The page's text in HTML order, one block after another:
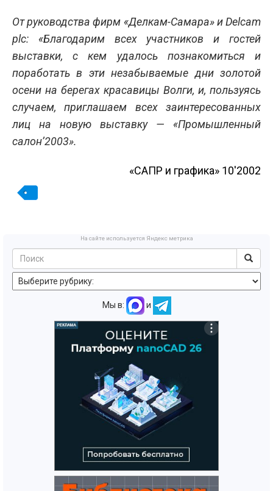
От руководства фирм «Делкам-Самара» и Delcam
plc: «Благодарим всех участников и гостей
выставки, с кем удалось познакомиться и
поработать в эти незабываемые дни золотой
осени на берегах красавицы Волги, и, пользуясь
случаем, приглашаем всех заинтересованных
лиц на новую выставку — «Промышленный
салон’2003».
«САПР и графика» 10'2002
На сайте используется Яндекс метрика
Мы в: и